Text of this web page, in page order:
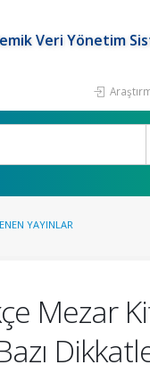
Veri Yönetim
YAYINLAR
Mezar